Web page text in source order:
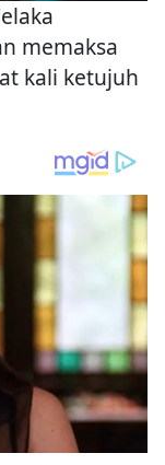
memaksa
kali ketujuh